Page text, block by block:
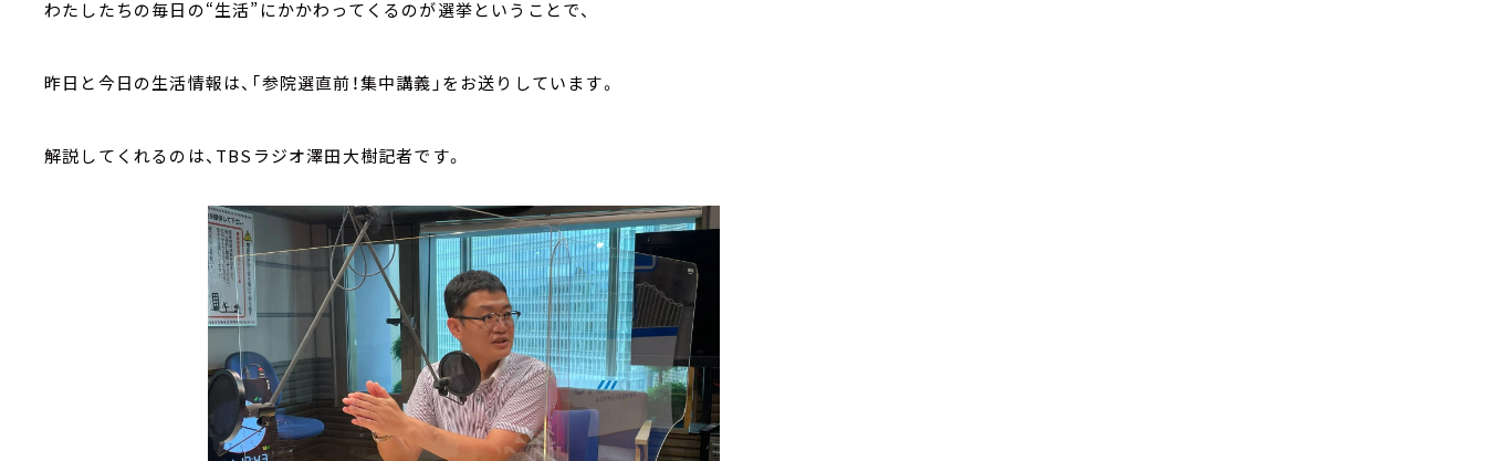
わたしたちの毎日の“生活”にかかわってくるのが選挙ということで、
昨日と今日の生活情報は、「参院選直前！集中講義」をお送りしています。
解説してくれるのは、 TBS ラジオ澤田大樹記者です。